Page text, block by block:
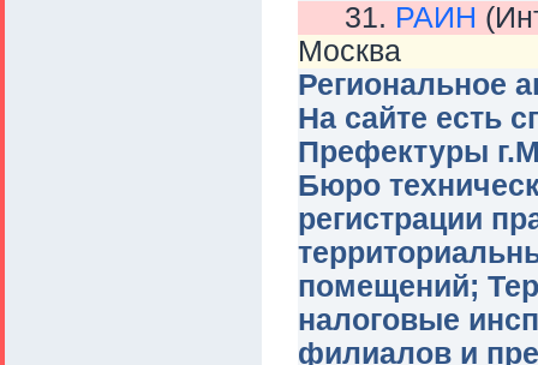
31. РАИН
Москва
Региональное
На сайте есть
Префектуры
Бюро
регистрации
помещений;
налоговые
филиалов и